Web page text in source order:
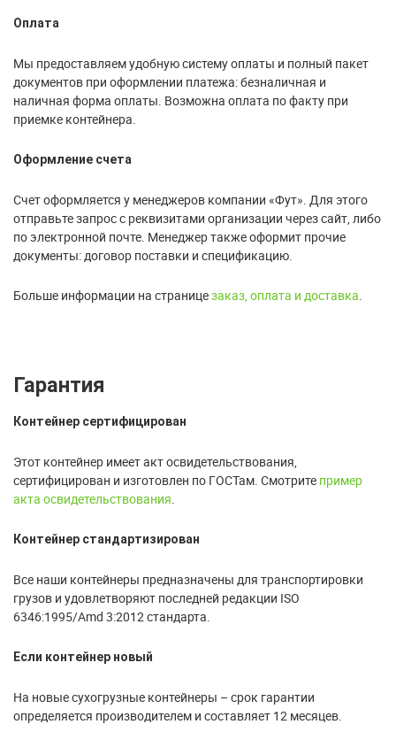
Оплата
Мы предоставляем удобную систему оплаты и полный пакет
документов при оформлении платежа: безналичная и
наличная форма оплаты. Возможна оплата по факту при
приемке контейнера.
Оформление счета
Счет оформляется у менеджеров компании «Фут». Для этого
отправьте запрос с реквизитами организации через сайт, либо
по электронной почте. Менеджер также оформит прочие
документы: договор поставки и спецификацию.
Больше информации на страницезаказ, оплата и доставка
Гарантия
Контейнер сертифицирован
Этот контейнер имеет акт освидетельствования,
сертифицирован и изготовлен по ГОСТам. Смотрите пример
акта освидетельствования
Контейнер стандартизирован
Все наши контейнеры предназначены для транспортировки
грузов и удовлетворяют последней редакции ISO
6346:1995/Amd 3:2012 стандарта.
Если контейнер новый
На новые сухогрузные контейнеры – срок гарантии
определяется производителем и составляет 12 месяцев.